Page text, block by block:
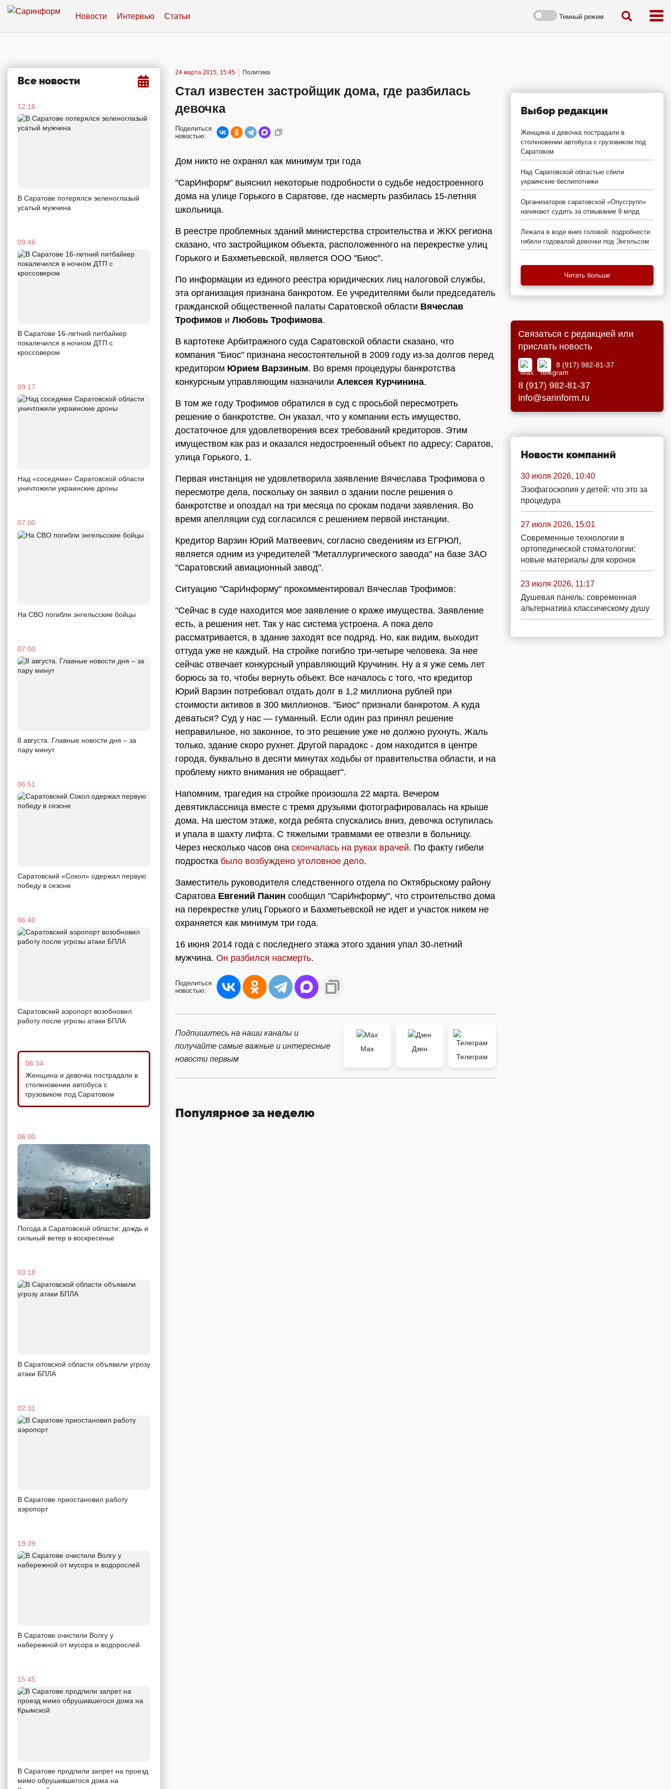
Новости Интервью Статьи Темный режим
Все новости
12:16
В Саратове потерялся зеленоглазый
усатый мужчина
09:46
В Саратове 16-летний питбайкер
покалечился в ночном ДТП с
кроссовером
09:17
Над «соседями» Саратовской области
уничтожили украинские дроны
07:00
На СВО погибли энгельсские бойцы
07:00
8 августа. Главные новости дня – за
пару минут
06:51
Саратовский «Сокол» одержал первую
победу в сезоне
06:40
Саратовский аэропорт возобновил
работу после угрозы атаки БПЛА
06:34
Женщина и девочка пострадали в
столкновении автобуса с
грузовиком под Саратовом
06:00
Погода в Саратовской области: дождь и
сильный ветер в воскресенье
03:18
В Саратовской области объявили угрозу
атаки БПЛА
02:31
В Саратове приостановил работу
аэропорт
19:39
В Саратове очистили Волгу у
набережной от мусора и водорослей
15:45
В Саратове продлили запрет на проезд
мимо обрушившегося дома на
24 марта 2015, 15:45 Политика
Стал известен застройщик дома, где разбилась
девочка
Поделиться
новостью:
Дом никто не охранял как минимум три года
"СарИнформ" выяснил некоторые подробности о судьбе недостроенного
дома на улице Горького в Саратове, где насмерть разбилась 15-летняя
школьница.
В реестре проблемных зданий министерства строительства и ЖКХ региона
сказано, что застройщиком объекта, расположенного на перекрестке улиц
Горького и Бахметьевской, является ООО "Биос".
По информации из единого реестра юридических лиц налоговой службы,
эта организация признана банкротом. Ее учредителями были председатель
гражданской общественной палаты Саратовской области Вячеслав
Трофимов и Любовь Трофимова.
В картотеке Арбитражного суда Саратовской области сказано, что
компания "Биос" признана несостоятельной в 2009 году из-за долгов перед
кредитором Юрием Варзиным. Во время процедуры банкротства
конкурсным управляющим назначили Алексея Курчинина.
В том же году Трофимов обратился в суд с просьбой пересмотреть
решение о банкротстве. Он указал, что у компании есть имущество,
достаточное для удовлетворения всех требований кредиторов. Этим
имуществом как раз и оказался недостроенный объект по адресу: Саратов,
улица Горького, 1.
Первая инстанция не удовлетворила заявление Вячеслава Трофимова о
пересмотре дела, поскольку он заявил о здании после решения о
банкротстве и опоздал на три месяца по срокам подачи заявления. Во
время апелляции суд согласился с решением первой инстанции.
Кредитор Варзин Юрий Матвеевич, согласно сведениям из ЕГРЮЛ,
является одним из учредителей "Металлургического завода" на базе ЗАО
"Саратовский авиационный завод".
Ситуацию "СарИнформу" прокомментировал Вячеслав Трофимов:
"Сейчас в суде находится мое заявление о краже имущества. Заявление
есть, а решения нет. Так у нас система устроена. А пока дело
рассматривается, в здание заходят все подряд. Но, как видим, выходит
оттуда уже не каждый. На стройке погибло три-четыре человека. За нее
сейчас отвечает конкурсный управляющий Кручинин. Ну а я уже семь лет
борюсь за то, чтобы вернуть объект. Все началось с того, что кредитор
Юрий Варзин потребовал отдать долг в 1,2 миллиона рублей при
стоимости активов в 300 миллионов. "Биос" признали банкротом. А куда
деваться? Суд у нас — гуманный. Если один раз принял решение
неправильное, но законное, то это решение уже не должно рухнуть. Жаль
только, здание скоро рухнет. Другой парадокс - дом находится в центре
города, буквально в десяти минутах ходьбы от правительства области, и на
проблему никто внимания не обращает".
Напомним, трагедия на стройке произошла 22 марта. Вечером
девятиклассница вместе с тремя друзьями фотографировалась на крыше
дома. На шестом этаже, когда ребята спускались вниз, девочка оступилась
и упала в шахту лифта. С тяжелыми травмами ее отвезли в больницу.
Через несколько часов она скончалась на руках врачей. По факту гибели
подростка было возбуждено уголовное дело.
Заместитель руководителя следственного отдела по Октябрьскому району
Саратова Евгений Панин сообщил "СарИнформу", что строительство дома
на перекрестке улиц Горького и Бахметьевской не идет и участок никем не
охраняется как минимум три года.
16 июня 2014 года с последнего этажа этого здания упал 30-летний
мужчина. Он разбился насмерть.
Поделиться
новостью:
Подпишитесь на наши каналы и
получайте самые важные и интересные
новости первым
Max
Дзен
Телеграм
Популярное за неделю
Выбор редакции
Женщина и девочка пострадали в
столкновении автобуса с грузовиком под
Саратовом
Над Саратовской областью сбили
украинские беспилотники
Организаторов саратовской «Опусгрупп»
начинают судить за отмывание 9 млрд
Лежала в воде вниз головой: подробности
гибели годовалой девочки под Энгельсом
Читать больше
Связаться с редакцией или
прислать новость
8 (917) 982-81-37
8 (917) 982-81-37
info@sarinform.ru
Новости компаний
30 июля 2026, 10:40
Эзофагоскопия у детей: что это за
процедура
27 июля 2026, 15:01
Современные технологии в
ортопедической стоматологии:
новые материалы для коронок
23 июля 2026, 11:17
Душевая панель: современная
альтернатива классическому душу